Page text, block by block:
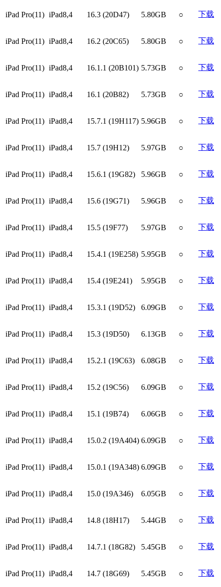
iPad Pro(11) iPad8,4 16.3 (20D47) 5.80GB ○ 下载
iPad Pro(11) iPad8,4 16.2 (20C65) 5.80GB ○ 下载
iPad Pro(11) iPad8,4 16.1.1 (20B101) 5.73GB ○ 下载
iPad Pro(11) iPad8,4 16.1 (20B82) 5.73GB ○ 下载
iPad Pro(11) iPad8,4 15.7.1 (19H117) 5.96GB ○ 下载
iPad Pro(11) iPad8,4 15.7 (19H12) 5.97GB ○ 下载
iPad Pro(11) iPad8,4 15.6.1 (19G82) 5.96GB ○ 下载
iPad Pro(11) iPad8,4 15.6 (19G71) 5.96GB ○ 下载
iPad Pro(11) iPad8,4 15.5 (19F77) 5.97GB ○ 下载
iPad Pro(11) iPad8,4 15.4.1 (19E258) 5.95GB ○ 下载
iPad Pro(11) iPad8,4 15.4 (19E241) 5.95GB ○ 下载
iPad Pro(11) iPad8,4 15.3.1 (19D52) 6.09GB ○ 下载
iPad Pro(11) iPad8,4 15.3 (19D50) 6.13GB ○ 下载
iPad Pro(11) iPad8,4 15.2.1 (19C63) 6.08GB ○ 下载
iPad Pro(11) iPad8,4 15.2 (19C56) 6.09GB ○ 下载
iPad Pro(11) iPad8,4 15.1 (19B74) 6.06GB ○ 下载
iPad Pro(11) iPad8,4 15.0.2 (19A404) 6.09GB ○ 下载
iPad Pro(11) iPad8,4 15.0.1 (19A348) 6.09GB ○ 下载
iPad Pro(11) iPad8,4 15.0 (19A346) 6.05GB ○ 下载
iPad Pro(11) iPad8,4 14.8 (18H17) 5.44GB ○ 下载
iPad Pro(11) iPad8,4 14.7.1 (18G82) 5.45GB ○ 下载
iPad Pro(11) iPad8,4 14.7 (18G69) 5.45GB ○ 下载